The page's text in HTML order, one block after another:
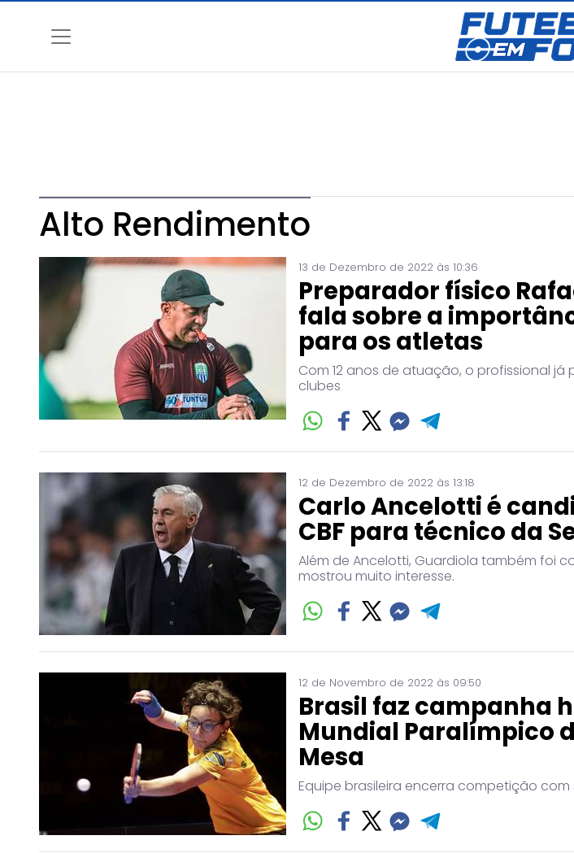
Alto Rendimento
13 de Dezembro de 2022 às 10:36
Preparador físico
fala sobre a
para os atletas
Com 12 anos de atuação, o profissional já
clubes
12 de Dezembro de 2022 às 13:18
Carlo Ancelotti é
CBF para técnico da
Além de Ancelotti, Guardiola também foi
mostrou muito interesse.
12 de Novembro de 2022 às 09:50
Brasil faz campanha
Mundial Paralímpico
Mesa
Equipe brasileira encerra competição com